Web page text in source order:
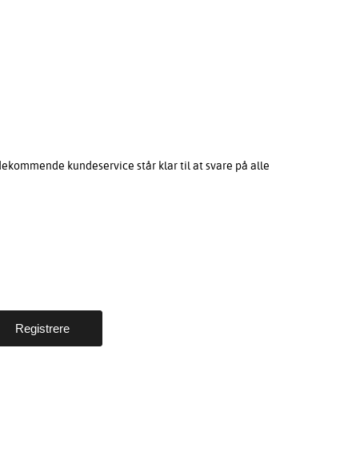
kundeservice står klar til at svare på alle